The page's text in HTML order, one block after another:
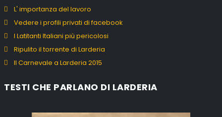
L' importanza del lavoro
Vedere i profili privati di facebook
I Latitanti Italiani più pericolosi
Ripulito il torrente di Larderia
Il Carnevale a Larderia 2015
TESTI CHE PARLANO DI LARDERIA